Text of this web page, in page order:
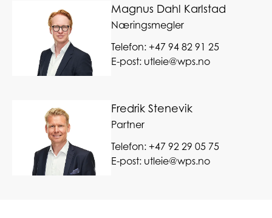
Magnus Dahl Karlstad
Næringsmegler
Telefon:+47 94 82 91 25
E-post: utleie@wps.no
Fredrik Stenevik
Partner
Telefon:+47 92 29 05 75
E-post: utleie@wps.no